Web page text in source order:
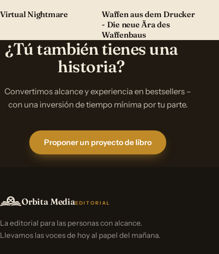
Virtual Nightmare
Waffen aus dem Drucker
- Die neue Ära des
Waffenbaus
¿Tú también tienes una
historia?
Convertimos alcance y experiencia en bestsellers –
con una inversión de tiempo mínima por tu parte.
Proponer un proyecto de libro
Orbita MediaEDITORIAL
La editorial para las personas con alcance.
Llevamos las voces de hoy al papel del mañana.